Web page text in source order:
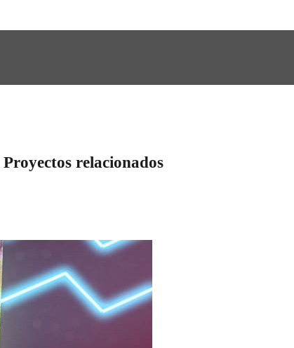
Proyectos relacionados